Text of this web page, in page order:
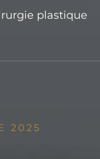
plastique
2025